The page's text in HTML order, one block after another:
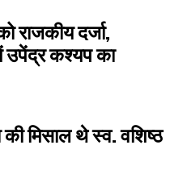
राजकीय दर्जा,
कश्यप का
मिसाल थे स्व. वशिष्ठ